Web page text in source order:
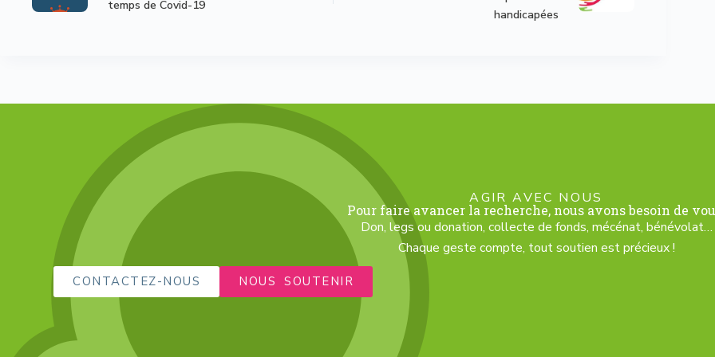
temps de Covid-19
handicapées
AGIR AVEC NOUS
Pour faire avancer la recherche, nous avons besoin de
Don, legs ou donation, collecte de fonds, mécénat, bénévolat…
Chaque geste compte, tout soutien est précieux !
CONTACTEZ-NOUS NOUS SOUTENIR